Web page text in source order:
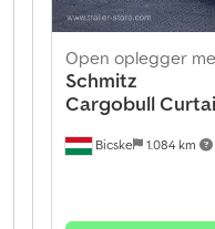
Bicske 1.084 km
Open oplegger
Schmitz
Cargobull